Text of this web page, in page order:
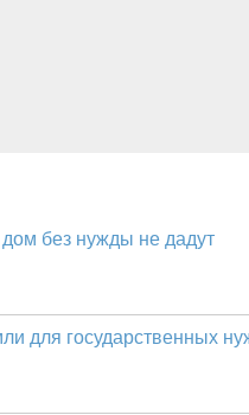
дом без нужды не дадут
для государственных